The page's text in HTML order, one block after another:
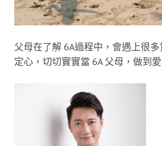
父母在了解 6A過程中，會遇上很
定心，切切實實當 6A 父母，做到